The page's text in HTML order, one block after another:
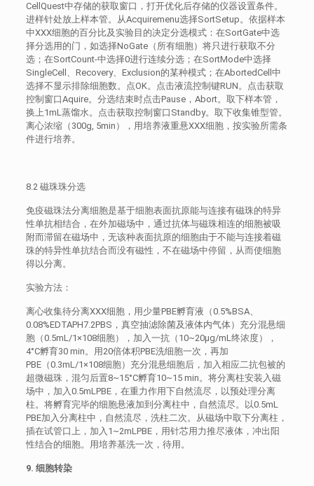
CellQuest中存储的获取窗口，打开优化后存储的仪器设置条件。
进样针处放上样本管。从Acquiremenu选择SortSetup。依据样本
中XXX细胞的百分比及实验目的决定分选模式：在SortGate中选
择分选用的门，如选择NoGate（所有细胞）将只进行获取不分
选；在SortCount-中选择0进行连续分选；在SortMode中选择
SingleCell、Recovery、Exclusion的某种模式；在AbortedCell中
选择不显示排除细胞数。点OK。点击液流控制键RUN。点击获取
控制窗口Aquire。分选结束时点击Pause，Abort。取下样本管，
换上1mL蒸馏水。点击获取控制窗口Standby。取下收集锥型管。
离心浓缩（300g, 5min），用培养液重悬XXX细胞，按实验所需条
件进行培养。
8.2 磁珠珠分选
免疫磁珠法分离细胞是基于细胞表面抗原能与连接有磁珠的特异
性单抗相结合，在外加磁场中，通过抗体与磁珠相连的细胞被吸
附而滞留在磁场中，无该种表面抗原的细胞由于不能与连接着磁
珠的特异性单抗结合而没有磁性，不在磁场中停留，从而使细胞
得以分离。
实验方法：
离心收集待分离XXX细胞，用少量PBE孵育液（0.5%BSA、
0.08%EDTAPH7.2PBS，真空抽滤除菌及液体内气体）充分混悬细
胞（0.5mL/1×108细胞），加入一抗（10~20μg/mL终浓度），
4°C孵育30 min。用20倍体积PBE洗细胞一次，再加
PBE（0.3mL/1×108细胞）充分混悬细胞后，加入相应二抗包被的
超微磁珠，混匀后置8~15°C孵育10~15 min。将分离柱安装入磁
场中，加入0.5mLPBE，在重力作用下自然流尽，以预处理分离
柱。将孵育完毕的细胞悬液加到分离柱中，自然流尽。以0.5mL
PBE加入分离柱中，自然流尽，洗柱二次。从磁场中取下分离柱，
插在试管口上，加入1~2mLPBE，用针芯用力推尽液体，冲出阳
性结合的细胞。用培养基洗一次，待用。
9. 细胞转染